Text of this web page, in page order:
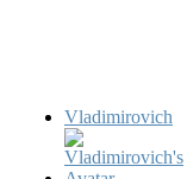
Vladimirovich